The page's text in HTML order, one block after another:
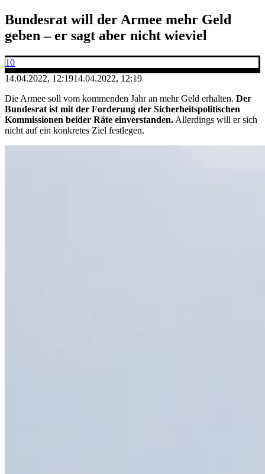
Bundesrat will der Armee mehr Geld
geben – er sagt aber nicht wieviel
10
14.04.2022, 12:1914.04.2022, 12:19
Die Armee soll vom kommenden Jahr an mehr Geld erhalten. Der
Bundesrat ist mit der Forderung der Sicherheitspolitischen
Kommissionen beider Räte einverstanden. Allerdings will er sich
nicht auf ein konkretes Ziel festlegen.